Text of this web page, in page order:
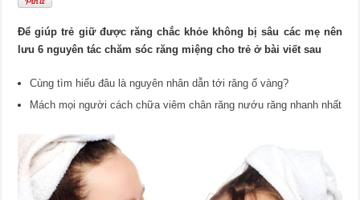
Để giúp trẻ giữ được răng chắc khỏe không bị sâu các mẹ nên
lưu 6 nguyên tác chăm sóc răng miệng cho trẻ ở bài viết sau
Cùng tìm hiểu đâu là nguyên nhân dẫn tới răng ố vàng?
Mách mọi người cách chữa viêm chân răng nướu răng nhanh nhất